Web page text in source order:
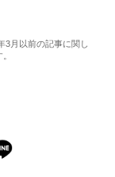
3月以前の記事に関し